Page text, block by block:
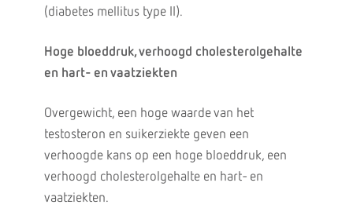
(diabetes mellitus type II).
Hoge bloeddruk, verhoogd cholesterolgehalte
en hart- en vaatziekten
Overgewicht, een hoge waarde van het
testosteron en suikerziekte geven een
verhoogde kans op een hoge bloeddruk, een
verhoogd cholesterolgehalte en hart- en
vaatziekten.